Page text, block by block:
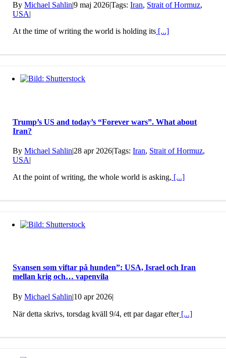
ByMichael Sahlin|9 maj 2026|Tags:Iran, Strait of Hormuz,
USA
At the time of writing the world is holding its [...]
Trump’s US and today’s “Forever wars”. What about
Iran?
ByMichael Sahlin|28 apr 2026|Tags:Iran, Strait of Hormuz,
USA|
At the point of writing, the whole world is asking, [...]
Svansen som viftar på hunden”: USA, Israel och Iran
mellan krig och… vapenvila
ByMichael Sahlin|10 apr 2026|
När detta skrivs, torsdag kväll 9/4, ett par dagar efter[...]